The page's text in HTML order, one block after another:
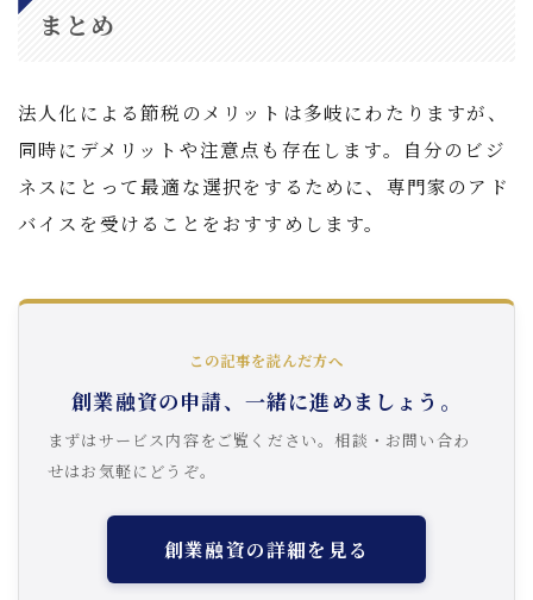
まとめ
法人化による節税のメリットは多岐にわたりますが、
同時にデメリットや注意点も存在します。自分のビジ
ネスにとって最適な選択をするために、専門家のアド
バイスを受けることをおすすめします。
この記事を読んだ方へ
創業融資の申請、一緒に進めましょう。
まずはサービス内容をご覧ください。相談・お問い合わ
せはお気軽にどうぞ。
創業融資の詳細を見る